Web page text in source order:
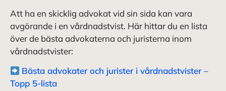
Att ha en skicklig advokat vid sin sida kan vara
avgörande i en vårdnadstvist. Här hittar du en lista
över de bästa advokaterna och juristerna inom
vårdnadstvister:
Bästa advokater och jurister i vårdnadstvister –
Topp 5-lista